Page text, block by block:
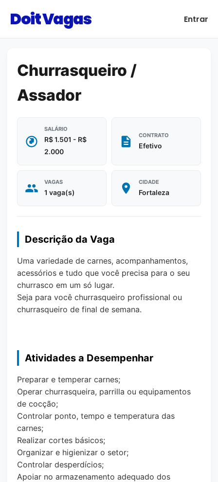
Doit Vagas Entrar
Churrasqueiro /
Assador
SALÁRIO
R$ 1.501 - R$
2.000
CONTRATO
Efetivo
VAGAS
1 vaga(s)
CIDADE
Fortaleza
Descrição da Vaga
Uma variedade de carnes, acompanhamentos,
acessórios e tudo que você precisa para o seu
churrasco em um só lugar.
Seja para você churrasqueiro profissional ou
churrasqueiro de final de semana.
Atividades a Desempenhar
Preparar e temperar carnes;
Operar churrasqueira, parrilla ou equipamentos
de cocção;
Controlar ponto, tempo e temperatura das
carnes;
Realizar cortes básicos;
Organizar e higienizar o setor;
Controlar desperdícios;
Apoiar no armazenamento adequado dos